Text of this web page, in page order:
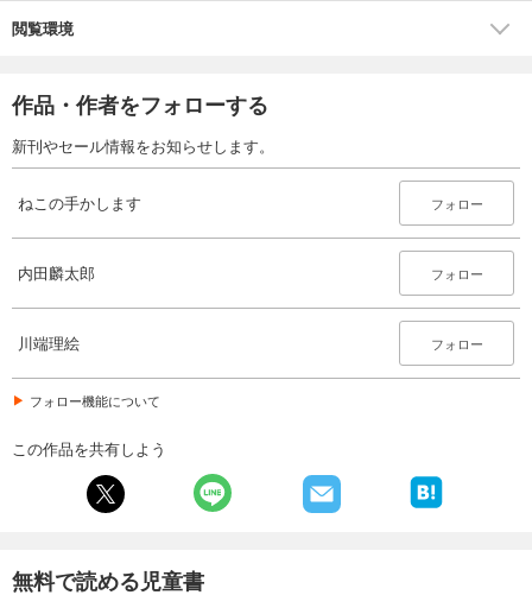
閲覧環境
作品・作者をフォローする
新刊やセール情報をお知らせします。
ねこの手かします フォロー
内田麟太郎 フォロー
川端理絵 フォロー
フォロー機能について
この作品を共有しよう
無料で読める児童書